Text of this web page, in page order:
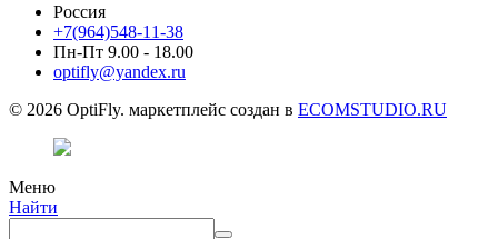
Россия
+7(964)548-11-38
Пн-Пт 9.00 - 18.00
optifly@yandex.ru
© 2026 OptiFly. маркетплейс создан в ECOMSTUDIO.RU
Меню
Найти